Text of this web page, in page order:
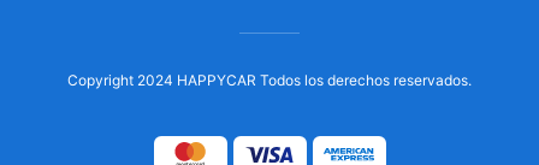
Copyright 2024 HAPPYCAR Todos los derechos reservados.